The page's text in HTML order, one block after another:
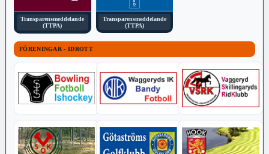
Transparensmeddelande
(TTPA)
Transparensmeddelande
(TTPA)
FÖRENINGAR - IDROTT